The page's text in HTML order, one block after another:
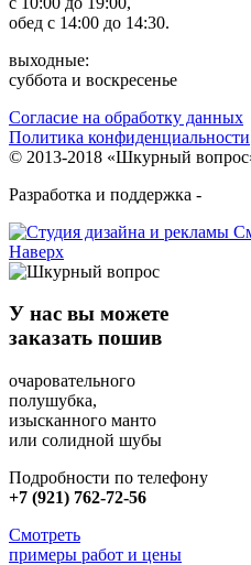
обед с 14:00 до 14:30.
выходные:
суббота и воскресенье
Согласие на обработку данных
Политика конфиденциальности
© 2013-2018 «Шкурный
Разработка и поддержка -
Наверх
У нас вы можете
заказать пошив
очаровательного
полушубка,
изысканного манто
или солидной шубы
Подробности по телефону
+7 (921) 762-72-56
Смотреть
примеры работ и цены